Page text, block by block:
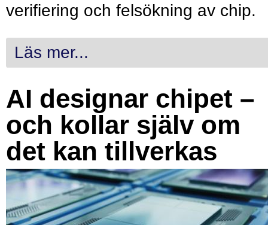
verifiering och felsökning av chip.
Läs mer...
AI designar chipet –
och kollar själv om
det kan tillverkas